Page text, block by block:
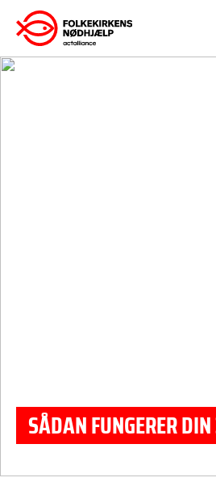
Gå
til
indhold
SÅDAN FUNGERER